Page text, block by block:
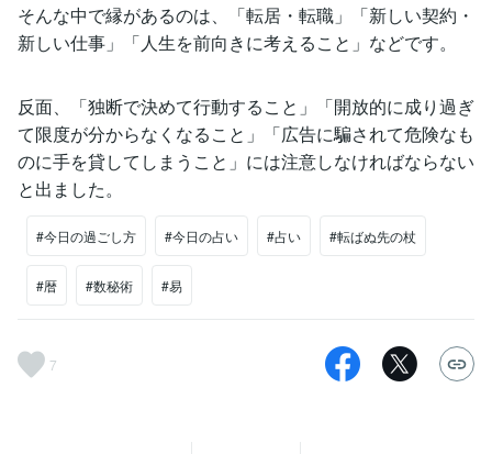
そんな中で縁があるのは、「転居・転職」「新しい契約・
新しい仕事」「人生を前向きに考えること」などです。
反面、「独断で決めて行動すること」「開放的に成り過ぎ
て限度が分からなくなること」「広告に騙されて危険なも
のに手を貸してしまうこと」には注意しなければならない
と出ました。
#今日の過ごし方 #今日の占い #占い #転ばぬ先の杖
#暦 #数秘術 #易
7